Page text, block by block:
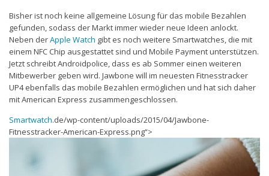
Smartphonetarife
Prepaid-Tarife
Datentarife
Flatrate-Prepaidtarife
Mobilfunk-Tarifrechner
Bisher ist noch keine allgemeine Lösung für das mobile Bezahlen
gefunden, sodass der Markt immer wieder neue Ideen anlockt.
Neben derApple Watch gibt es noch weitere Smartwatches, die mit
einem NFC Chip ausgestattet sind und Mobile Payment unterstützen.
Jetzt schreibt Androidpolice, dass es ab Sommer einen weiteren
Mitbewerber geben wird. Jawbone will im neuesten Fitnesstracker
UP4 ebenfalls das mobile Bezahlen ermöglichen und hat sich daher
mit American Express zusammengeschlossen.
Smartwatch.de/wp-content/uploads/2015/04/Jawbone-
Fitnesstracker-American-Express.png“>